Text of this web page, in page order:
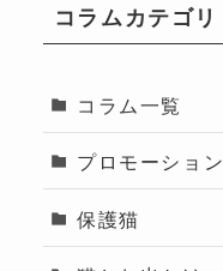
コラムカテゴリ
コラム一覧
プロモーション
保護猫